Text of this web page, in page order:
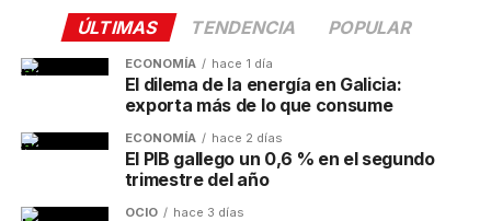
ÚLTIMAS TENDENCIA POPULAR
ECONOMÍA hace 1 día
El dilema de la energía en Galicia:
exporta más de lo que consume
ECONOMÍA hace 2 días
El PIB gallego un 0,6 % en el segundo
trimestre del año
OCIO hace 3 días